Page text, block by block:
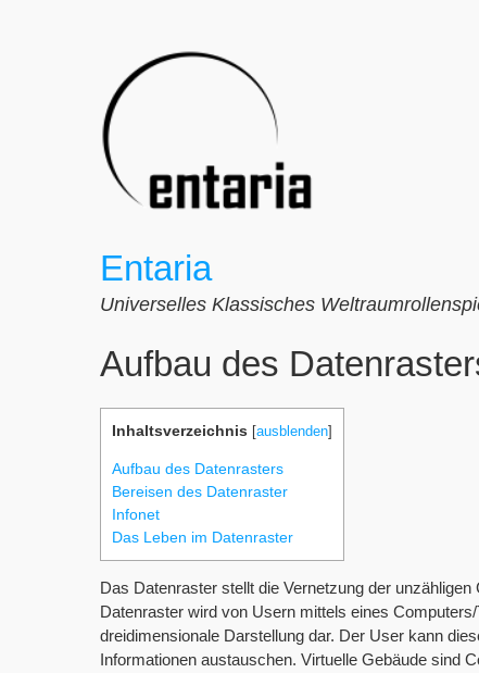
Entaria
Universelles Klassisches
Aufbau des
Inhaltsverzeichnis [ausblenden]
Aufbau des Datenrasters
Bereisen des Datenraster
Infonet
Das Leben im Datenraster
Das Datenraster stellt die Vernetzung der
Datenraster wird von Usern mittels eines
dreidimensionale Darstellung dar. Der User kann
Informationen austauschen. Virtuelle Gebäude sind